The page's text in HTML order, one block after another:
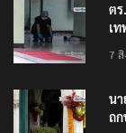
ตร
เ
7
น
ถก